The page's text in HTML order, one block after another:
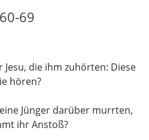
69
Jesu, die ihm zuhörten: Diese
hören?
Jünger darüber murrten,
ihr Anstoß?